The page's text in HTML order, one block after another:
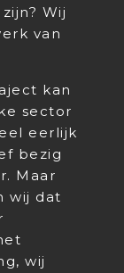
Wij
van
kan
sector
eerlijk
bezig
Maar
wij dat
wij